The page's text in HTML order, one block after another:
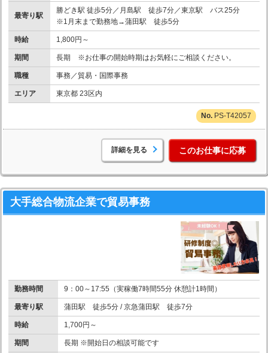
最寄り駅
勝どき駅 徒歩5分／月島駅 徒歩7分／東京駅 バス25分
※1月末まで勤務地→蒲田駅 徒歩5分
時給 1,800円～
期間 長期 ※お仕事の開始時期はお気軽にご相談ください。
職種 事務／貿易・国際事務
エリア 東京都 23区内
PS-T42057
詳細を見る このお仕事に応募
大手総合物流企業で貿易事務
勤務時間 9：00～17:55（実稼働7時間55分 休憩計1時間）
最寄り駅 蒲田駅 徒歩5分 / 京急蒲田駅 徒歩7分
時給 1,700円～
期間 長期 ※開始日の相談可能です